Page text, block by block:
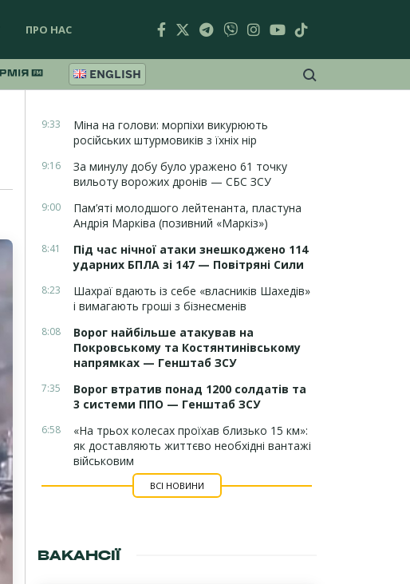
ПРО НАС
ENGLISH
9:33
Міна на голови: морпіхи викурюють
російських штурмовиків з їхніх нір
9:16
За минулу добу було уражено 61 точку
вильоту ворожих дронів — СБС ЗСУ
9:00
Пам’яті молодшого лейтенанта, пластуна
Андрія Марківа (позивний «Маркіз»)
8:41
Під час нічної атаки знешкоджено 114
ударних БПЛА зі 147 — Повітряні Сили
8:23
Шахраї вдають із себе «власників Шахедів»
і вимагають гроші з бізнесменів
8:08
Ворог найбільше атакував на
Покровському та Костянтинівському
напрямках — Генштаб ЗСУ
7:35
Ворог втратив понад 1200 солдатів та
3 системи ППО — Генштаб ЗСУ
6:58
«На трьох колесах проїхав близько 15 км»:
як доставляють життєво необхідні вантажі
військовим
ВСІ НОВИНИ
ВАКАНСІЇ